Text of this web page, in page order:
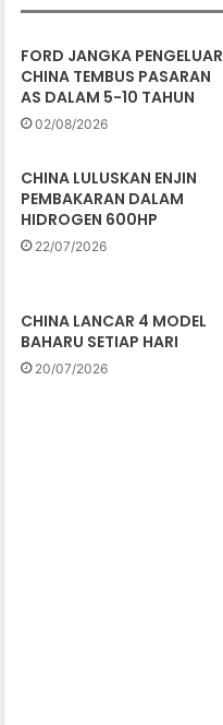
FORD JANGKA PENGELUAR
CHINA TEMBUS PASARAN
AS DALAM 5-10 TAHUN
02/08/2026
CHINA LULUSKAN ENJIN
PEMBAKARAN DALAM
HIDROGEN 600HP
22/07/2026
CHINA LANCAR 4 MODEL
BAHARU SETIAP HARI
20/07/2026